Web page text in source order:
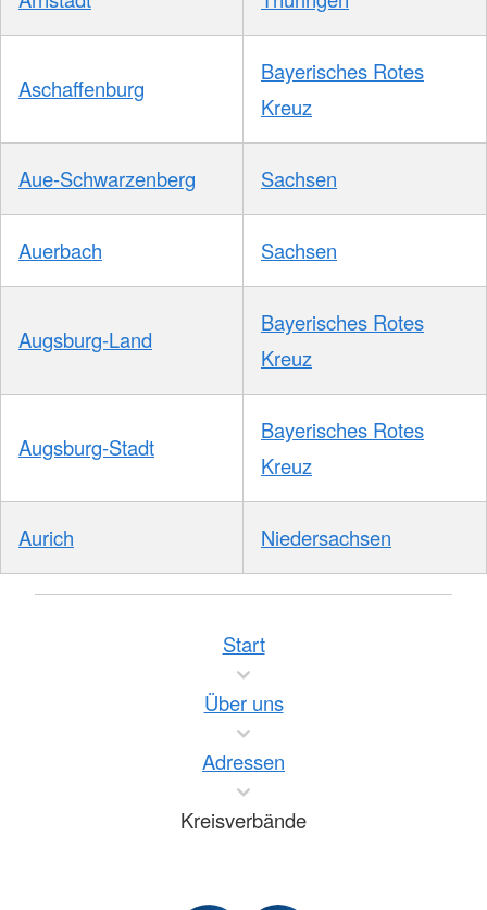
Aschaffenburg
Bayerisches Rotes
Kreuz
Aue-Schwarzenberg Sachsen
Auerbach Sachsen
Augsburg-Land
Bayerisches Rotes
Kreuz
Augsburg-Stadt
Bayerisches Rotes
Kreuz
Aurich Niedersachsen
Start
Über uns
Adressen
Kreisverbände